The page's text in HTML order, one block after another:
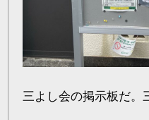
三よし会の掲示板だ。